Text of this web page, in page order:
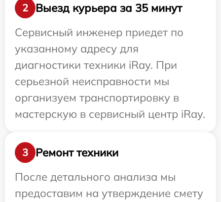
2
Выезд курьера за 35 минут
Сервисный инженер приедет по
указанному адресу для
диагностики техники iRay. При
серьезной неисправности мы
организуем транспортировку в
мастерскую в сервисный центр iRay.
3
Ремонт техники
После детального анализа мы
предоставим на утверждение смету